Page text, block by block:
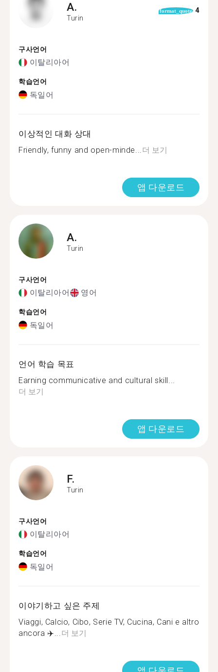
A.
Turin
format_quote 4
구사언어
이탈리아어
학습언어
독일어
이상적인 대화 상대
Friendly, funny and open-minde... 더 보기
앱 다운로드
A.
Turin
구사언어
이탈리아어 영어
학습언어
독일어
언어 학습 목표
Earning communicative and cultural skill...
더 보기
앱 다운로드
F.
Turin
구사언어
이탈리아어
학습언어
독일어
이야기하고 싶은 주제
Viaggi, Calcio, Cibo, Serie TV, Cucina, Cani e altro
ancora ️✈️... 더 보기